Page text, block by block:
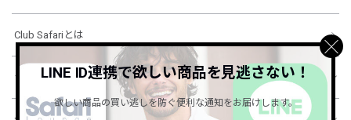
Club Safariとは
ショッピングガイド
LINE ID連携で欲しい商品を見逃さない！
欲しい商品の買い逃しを防ぐ便利な通知をお届けします。